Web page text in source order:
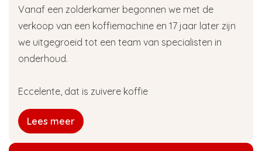
Vanaf een zolderkamer begonnen we met de
verkoop van een koffiemachine en 17 jaar later zijn
we uitgegroeid tot een team van specialisten in
onderhoud.
Eccelente, dat is zuivere koffie
Lees meer